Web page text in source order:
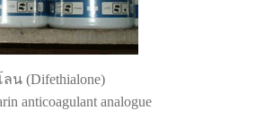
น (Difethialone)
anticoagulant analogue